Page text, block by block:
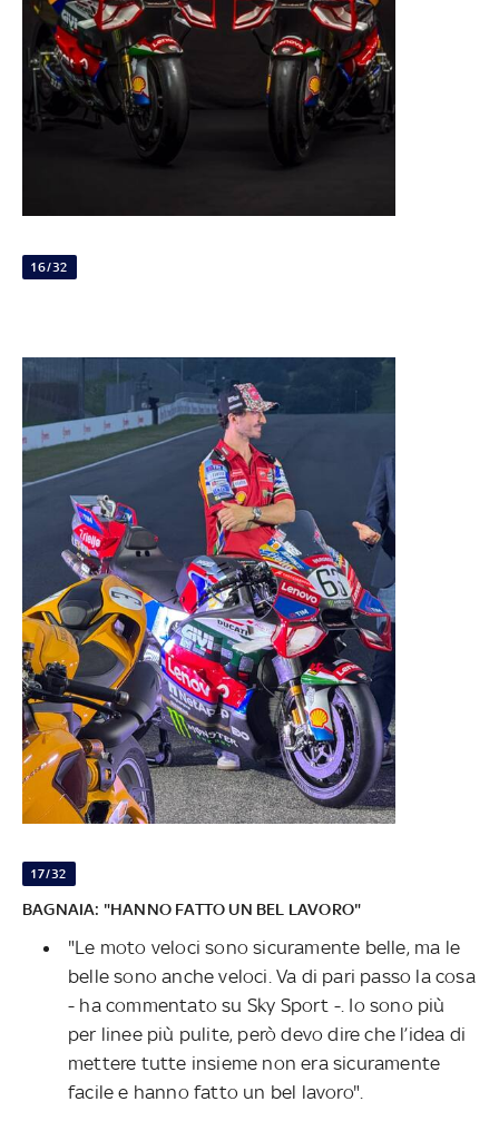
16/32
17/32
BAGNAIA: "HANNO FATTO UN BEL LAVORO"
"Le moto veloci sono sicuramente belle, ma le
belle sono anche veloci. Va di pari passo la cosa
- ha commentato su Sky Sport -. Io sono più
per linee più pulite, però devo dire che l’idea di
mettere tutte insieme non era sicuramente
facile e hanno fatto un bel lavoro".